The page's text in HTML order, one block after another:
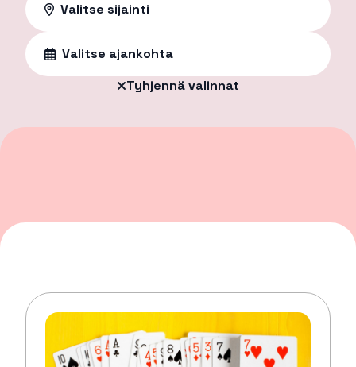
Valitse sijainti
Valitse ajankohta
Tyhjennä valinnat